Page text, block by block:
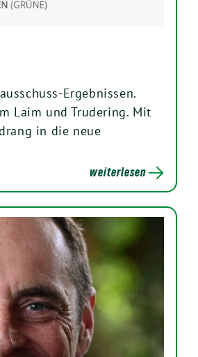
Ergebnissen.
Laim und Trudering. Mit
in die neue
weiterlesen